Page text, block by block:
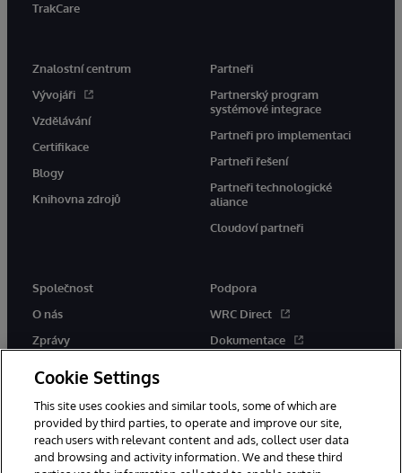
TrakCare
Znalostní centrum
Vývojáři
Vzdělávání
Certifikace
Blogy
Knihovna zdrojů
Partneři
Partnerský program
systémové integrace
Partneři pro implementaci
Partneři řešení
Partneři technologické
aliance
Cloudoví partneři
Společnost
O nás
Zprávy
Podpora
WRC Direct
Dokumentace
Cookie Settings
This site uses cookies and similar tools, some of which are
provided by third parties, to operate and improve our site,
reach users with relevant content and ads, collect user data
and browsing and activity information. We and these third